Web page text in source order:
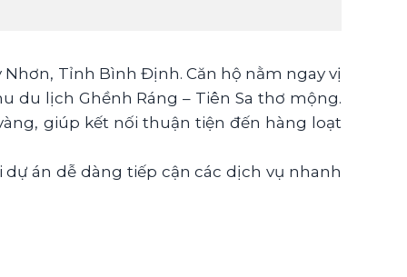
Tỉnh Bình Định. Căn hộ nằm ngay vị
du lịch Ghềnh Ráng – Tiên Sa thơ mộng.
giúp kết nối thuận tiện đến hàng loạt
án dễ dàng tiếp cận các dịch vụ nhanh